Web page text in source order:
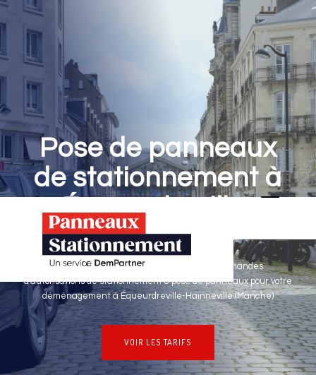
Pose de panneaux
de stationnement à
Équeurdreville-
Hainneville
Panneaux Stationnement effectue vos demandes
d'autorisations de stationnement & pose de panneaux pour votre
déménagement à Équeurdreville-Hainneville (Manche)
VOIR LES TARIFS